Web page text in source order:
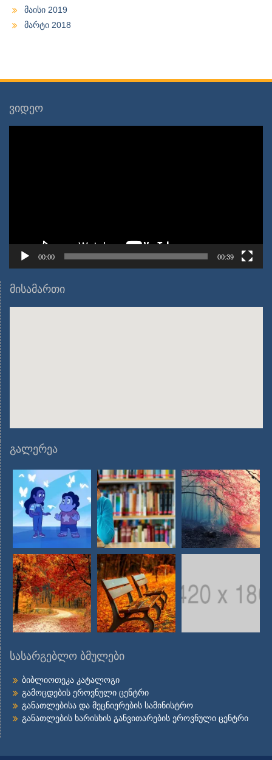
მაისი 2019
მარტი 2018
ვიდეო
00:00 00:39
მისამართი
გალერეა
სასარგებლო ბმულები
ბიბლიოთეკა კატალოგი
გამოცდების ეროვნული ცენტრი
განათლებისა და მეცნიერების სამინისტრო
განათლების ხარისხის განვითარების ეროვნული ცენტრი